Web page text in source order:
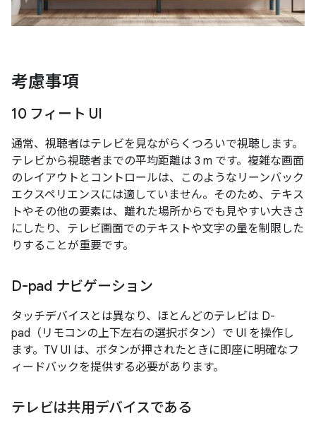
考慮事項
10 フィート UI
通常、視聴者はテレビを見ながらくつろいで視聴します。
テレビから視聴者までの平均距離は 3 m です。複雑な画面
のレイアウトとコントロールは、このようなリーンバック
エクスペリエンスには適していません。そのため、テキス
トやその他の要素は、離れた場所からでも見やすい大きさ
にしたり、テレビ画面でのテキストや文字の量を制限した
りすることが重要です。
D-pad ナビゲーション
タッチデバイスとは異なり、ほとんどのテレビは D-
pad（リモコンの上下左右の選択ボタン）で UI を操作し
ます。TV UI は、ボタンが押されたときに即座に明確なフ
ィードバックを提供する必要があります。
テレビは共用デバイスである